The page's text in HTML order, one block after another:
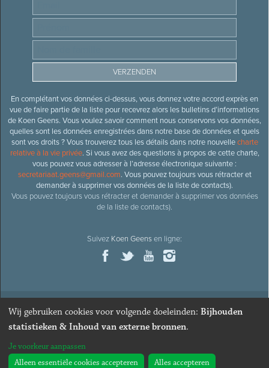
En complétant vos données ci-dessus, vous donnez votre accord exprès en
vue de faire partie de la liste pour recevrez alors les bulletins d’informations
de Koen Geens. Vous voulez savoir comment nous conservons vos données,
quelles sont les données enregistrées dans notre base de données et quels
sont vos droits ? Vous trouverez tous les détails dans notre nouvellecharte
relative à la vie privée. Si vous avez des questions à propos de cette charte,
vous pouvez vous adresser à l’adresse électronique suivante :
secretariaat.geens@gmail.com. Vous pouvez toujours vous rétracter et
demander à supprimer vos données de la liste de contacts).
Vous pouvez toujours vous rétracter et demander à supprimer vos données
de la liste de contacts).
Suivez Koen Geensen ligne:
© 2026Ancien ministre et député honoraire
Webdesign & développement par Zenjoy de Louvain
Wij gebruiken cookies voor volgende doeleinden: Bijhouden
statistieken & Inhoud van externe bronnen.
Je voorkeur aanpassen
Alleen essentiële cookies accepteren
Alles accepteren